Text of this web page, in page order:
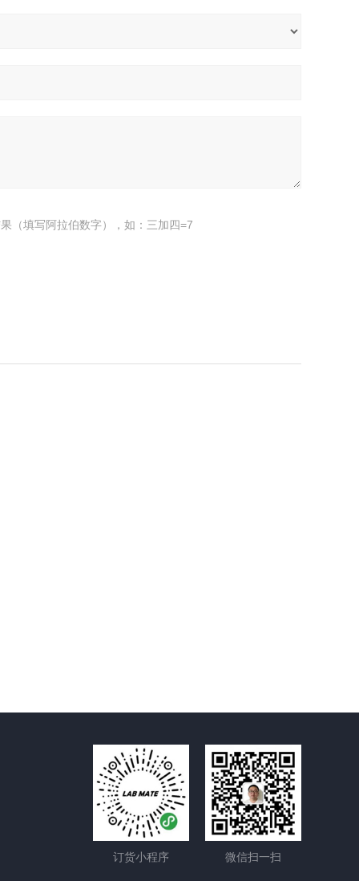
（填写阿拉伯数字），如：三加四=7
订货小程序 微信扫一扫